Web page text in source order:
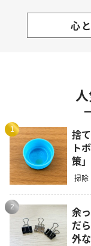
心
1
捨
ト
策
掃除
2
余
だ
外